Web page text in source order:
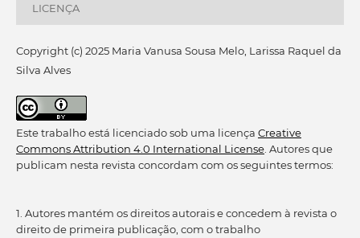
LICENÇA
Copyright (c) 2025 Maria Vanusa Sousa Melo, Larissa Raquel da
Silva Alves
Este trabalho está licenciado sob uma licença Creative
Commons Attribution 4.0 International License. Autores que
publicam nesta revista concordam com os seguintes termos:
1. Autores mantém os direitos autorais e concedem à revista o
direito de primeira publicação, com o trabalho